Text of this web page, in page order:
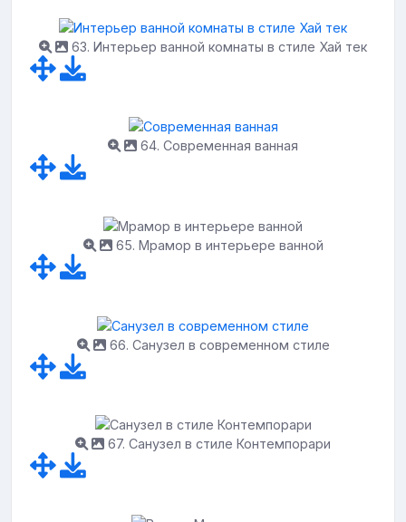
63. Интерьер ванной комнаты в стиле Хай тек
64. Современная ванная
65. Мрамор в интерьере ванной
66. Санузел в современном стиле
67. Санузел в стиле Контемпорари